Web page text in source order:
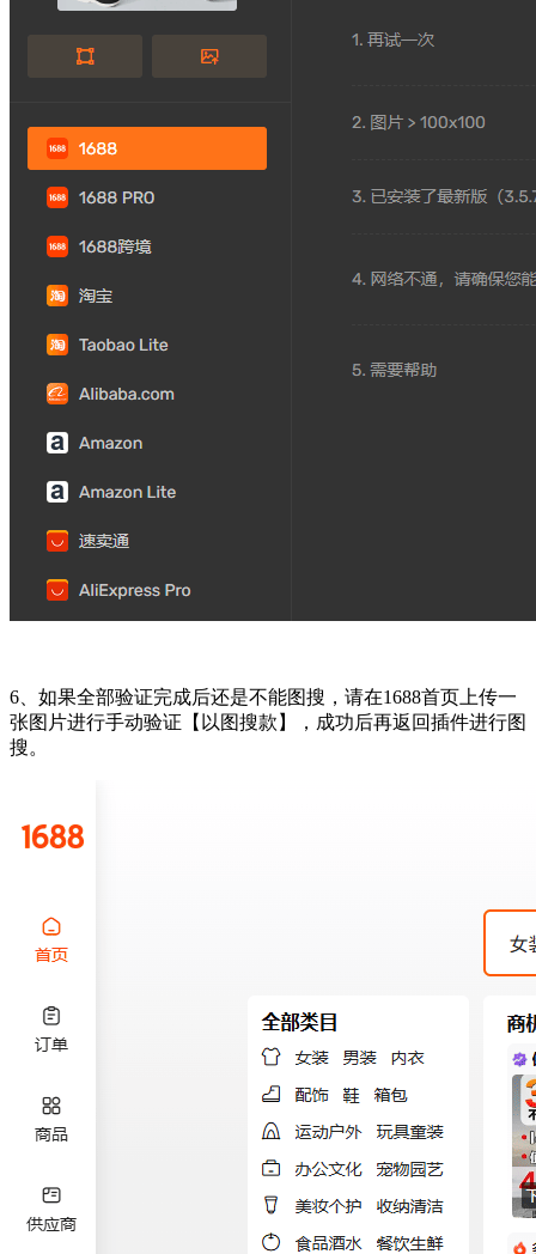
6、如果全部验证完成后还是不能图搜，请在1688首页上传一
张图片进行手动验证【以图搜款】，成功后再返回插件进行图
搜。